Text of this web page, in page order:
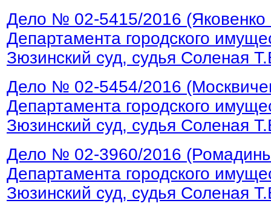
Дело № 02-5415/2016 (Яковенко
Департамента городского
Зюзинский суд, судья Соленая
Дело № 02-5454/2016
Департамента городского
Зюзинский суд, судья Соленая
Дело № 02-3960/2016
Департамента городского
Зюзинский суд, судья Соленая